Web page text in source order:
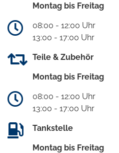
Montag bis Freitag
08:00 - 12:00 Uhr
13:00 - 17:00 Uhr
Teile & Zubehör
Montag bis Freitag
08:00 - 12:00 Uhr
13:00 - 17:00 Uhr
Tankstelle
Montag bis Freitag